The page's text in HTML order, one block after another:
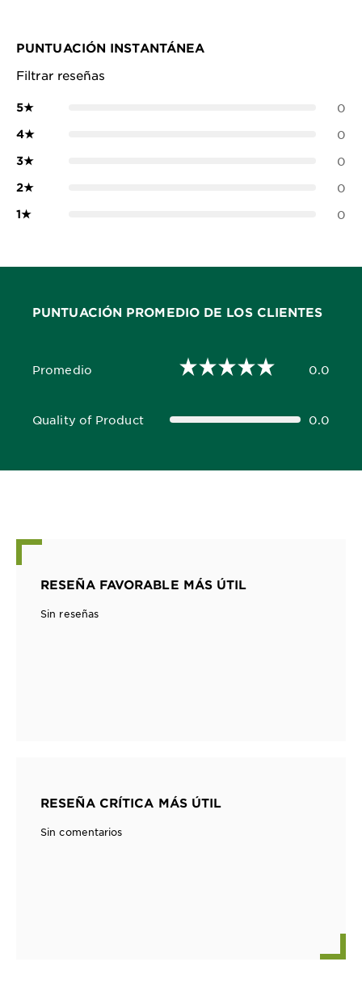
PUNTUACIÓN INSTANTÁNEA
Filtrar reseñas
5★ 0
4★ 0
3★ 0
2★ 0
1★ 0
PUNTUACIÓN PROMEDIO DE LOS CLIENTES
Promedio
0.0 out of 5 stars 0.0
Quality of Product
0.0 out of 5 stars 0.0
RESEÑA FAVORABLE MÁS ÚTIL
Sin reseñas
RESEÑA CRÍTICA MÁS ÚTIL
Sin comentarios